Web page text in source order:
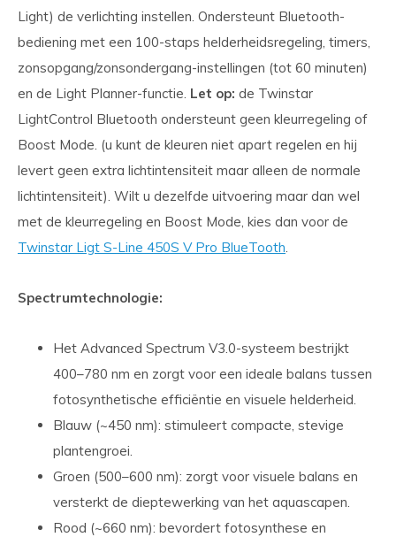
Light) de verlichting instellen. Ondersteunt Bluetooth-
bediening met een 100-staps helderheidsregeling, timers,
zonsopgang/zonsondergang-instellingen (tot 60 minuten)
en de Light Planner-functie. Let op: de Twinstar
LightControl Bluetooth ondersteunt geen kleurregeling of
Boost Mode. (u kunt de kleuren niet apart regelen en hij
levert geen extra lichtintensiteit maar alleen de normale
lichtintensiteit). Wilt u dezelfde uitvoering maar dan wel
met de kleurregeling en Boost Mode, kies dan voor de
Twinstar Ligt S-Line 450S V Pro BlueTooth.
Spectrumtechnologie:
Het Advanced Spectrum V3.0-systeem bestrijkt
400–780 nm en zorgt voor een ideale balans tussen
fotosynthetische efficiëntie en visuele helderheid.
Blauw (~450 nm): stimuleert compacte, stevige
plantengroei.
Groen (500–600 nm): zorgt voor visuele balans en
versterkt de dieptewerking van het aquascapen.
Rood (~660 nm): bevordert fotosynthese en